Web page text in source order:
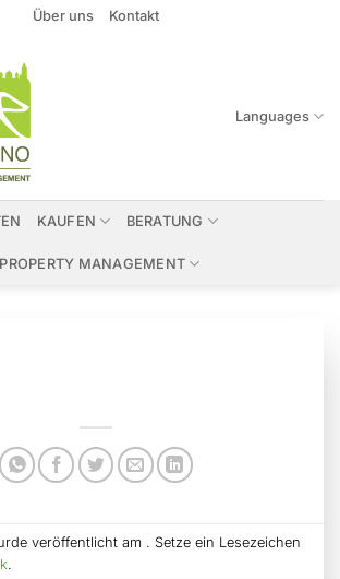
Über uns Kontakt
Languages
KAUFEN BERATUNG
PROPERTY MANAGEMENT
veröffentlicht am . Setze ein Lesezeichen
.